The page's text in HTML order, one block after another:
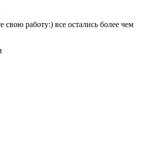
свою работу:) все остались более чем